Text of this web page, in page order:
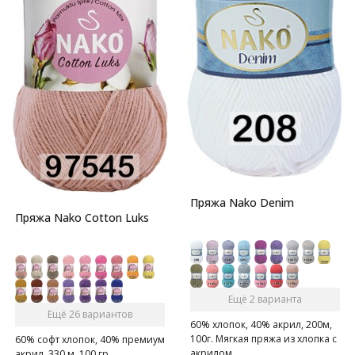
Пряжа Nako Cotton Luks
Ещё 26 вариантов
60% софт хлопок, 40% премиум
Пряжа Nako Denim
Ещё 2 варианта
60% хлопок, 40% акрил, 200м,
100г. Мягкая пряжа из хлопка с